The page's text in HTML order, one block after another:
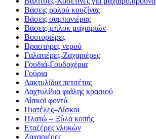
Βάσεις ρολού κουζίνας
Βάσεις σαμπανιέρας
Βάσεις-μπλοκ μαχαιριών
Βουτυριέρες
Βραστήρες νερού
Γαλατιέρες-Ζαχαριέρες
Γουδιά-Γουδοχέρια
Γούρια
Δακτυλίδια πετσέτας
Δαχτυλίδια φιάλης κρασιού
Δίσκοi φοντύ
Πιατέλες–Δίσκοι
Πλατώ – Ξύλα κοπής
Εταζέρες γλυκών
Ζαχαριέρες